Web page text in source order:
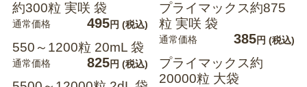
約300粒 実咲 袋
通常価格 495円 (税込)
550～1200粒 20mL 袋
通常価格 825円 (税込)
プライマックス約875
粒 実咲 袋
通常価格 385円 (税込)
プライマックス約
20000粒 大袋